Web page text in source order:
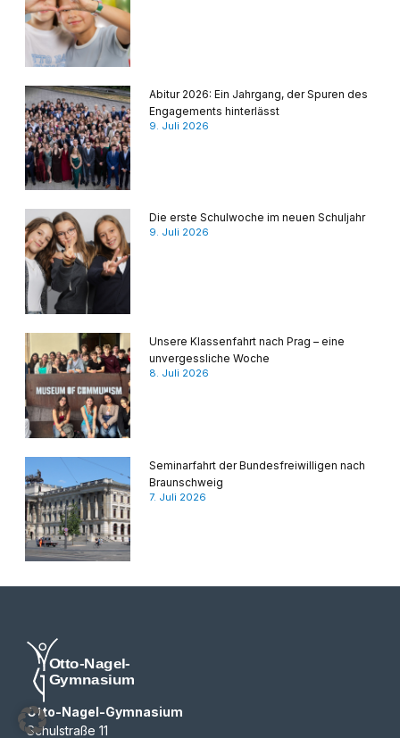
Abitur 2026: Ein Jahrgang, der Spuren des
Engagements hinterlässt
9. Juli 2026
Die erste Schulwoche im neuen Schuljahr
9. Juli 2026
Unsere Klassenfahrt nach Prag – eine
unvergessliche Woche
8. Juli 2026
Seminarfahrt der Bundesfreiwilligen nach
Braunschweig
7. Juli 2026
Otto-Nagel-Gymnasium
Schulstraße 11